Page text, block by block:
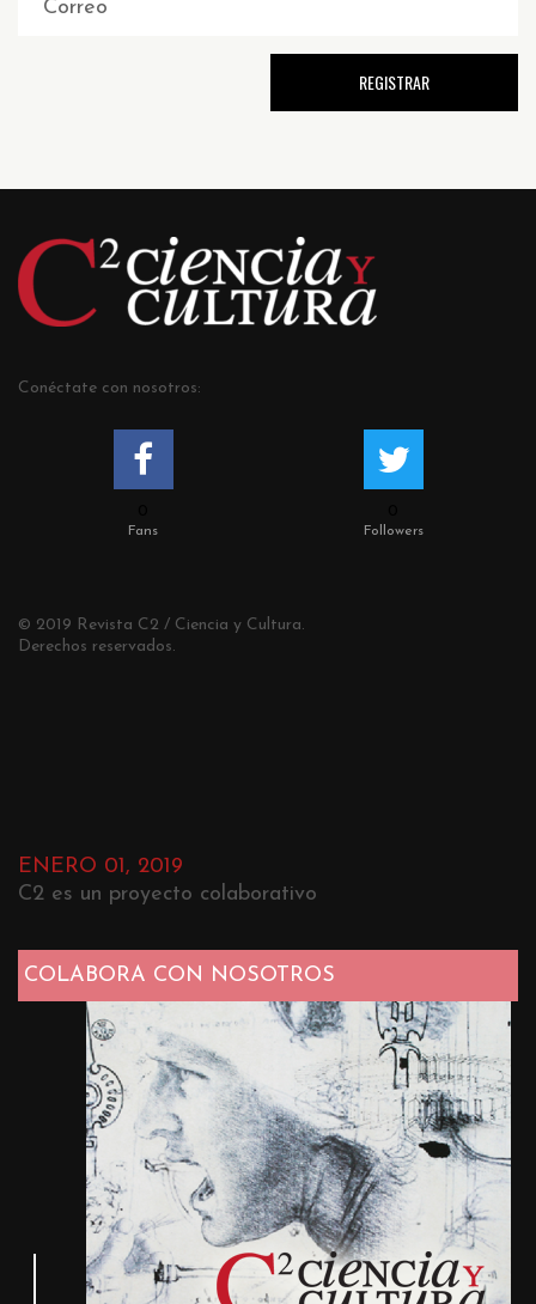
Conéctate con nosotros:
Fans Followers
© 2019 Revista C2 / Ciencia y Cultura.
Derechos reservados.
ENERO 01, 2019
C2 es un proyecto colaborativo
COLABORA CON NOSOTROS